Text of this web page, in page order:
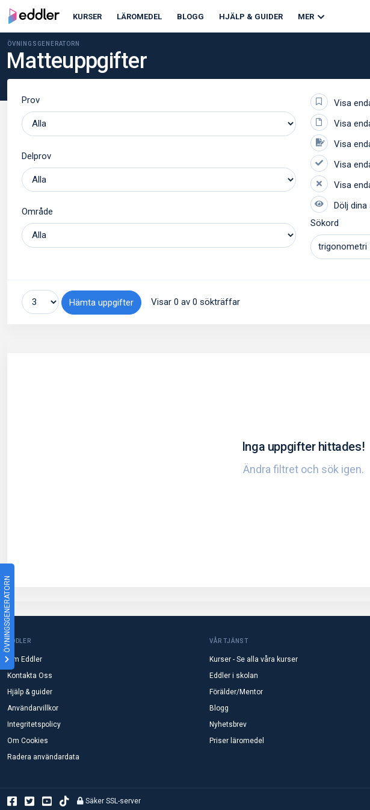
ÖVNINGSGENERATORN
KURSER LÄROMEDEL BLOGG HJÄLP & GUIDER MER
ÖVNINGSGENERATORN
Matteuppgifter
Prov
Delprov
Område
Sökord
Hämta uppgifter Visar 0 av 0 sökträffar
Inga uppgifter hittades!
Ändra filtret och sök igen.
EDDLER
Om Eddler
Kontakta Oss
Hjälp & guider
Användarvillkor
Integritetspolicy
Om Cookies
Radera användardata
VÅR TJÄNST
Kurser - Se alla våra kurser
Eddler i skolan
Förälder/Mentor
Blogg
Nyhetsbrev
Priser läromedel
Säker SSL-server